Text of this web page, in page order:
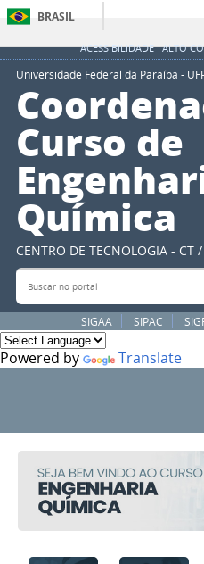
ACESSIBILIDADE ALTO
BRASIL
Universidade Federal da Paraíba -
Curso de
Química
CENTRO DE TECNOLOGIA - CT /
Buscar no portal
SIGAA SIPAC
Powered by Translate